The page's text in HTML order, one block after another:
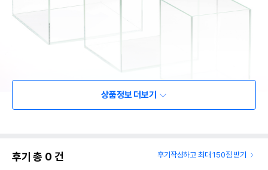
상품정보 더보기
후기 총 0 건 후기작성하고 최대 150점 받기